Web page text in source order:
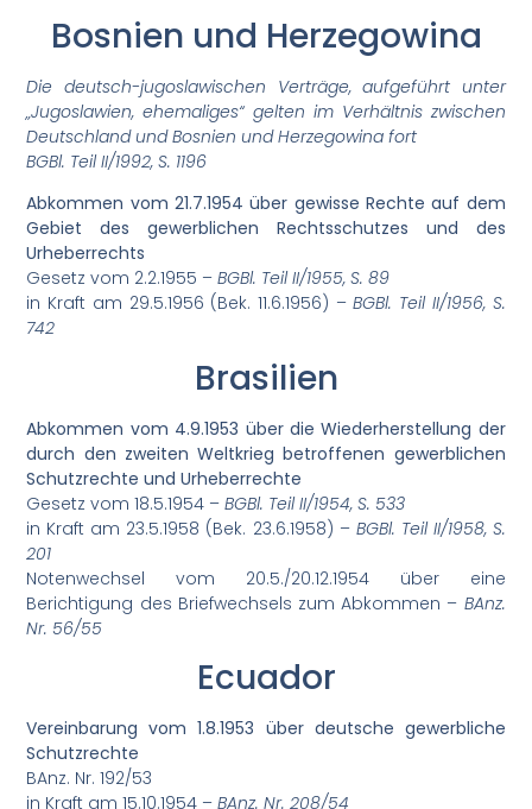
Bosnien und Herzegowina
Die deutsch-jugoslawischen Verträge, aufgeführt unter
„Jugoslawien, ehemaliges“ gelten im Verhältnis zwischen
Deutschland und Bosnien und Herzegowina fort
BGBl. Teil II/1992, S. 1196
Abkommen vom 21.7.1954 über gewisse Rechte auf dem
Gebiet des gewerblichen Rechtsschutzes und des
Urheberrechts
Gesetz vom 2.2.1955 –BGBl. Teil II/1955, S. 89
in Kraft am 29.5.1956 (Bek. 11.6.1956) –BGBl. Teil II/1956, S.
742
Brasilien
Abkommen vom 4.9.1953 über die Wiederherstellung der
durch den zweiten Weltkrieg betroffenen gewerblichen
Schutzrechte und Urheberrechte
Gesetz vom 18.5.1954 –BGBl. Teil II/1954, S. 533
in Kraft am 23.5.1958 (Bek. 23.6.1958) – BGBl. Teil II/1958, S.
201
Notenwechsel vom 20.5./20.12.1954 über eine
Berichtigung des Briefwechsels zum Abkommen – BAnz.
Nr. 56/55
Ecuador
Vereinbarung vom 1.8.1953 über deutsche gewerbliche
Schutzrechte
BAnz. Nr. 192/53
in Kraft am 15.10.1954 –BAnz. Nr. 208/54